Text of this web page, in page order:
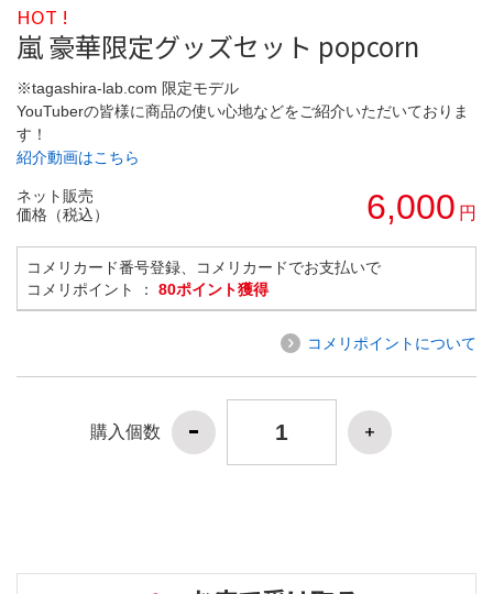
HOT !
嵐 豪華限定グッズセット popcorn
※tagashira-lab.com 限定モデル
YouTuberの皆様に商品の使い心地などをご紹介いただいておりま
す！
紹介動画はこちら
ネット販売
価格（税込）
6,000 円
コメリカード番号登録、コメリカードでお支払いで
コメリポイント ： 80ポイント獲得
コメリポイントについて
購入個数